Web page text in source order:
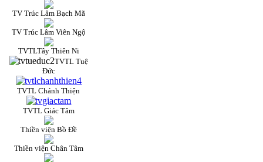
TV Trúc Lâm Bạch Mã
TV Trúc Lâm Viên Ngộ
TVTLTây Thiên Ni
TVTL Tuệ
Đức
TVTL Chánh Thiện
TVTL Giác Tâm
Thiền viện Bồ Đề
Thiền viện Chân Tâm